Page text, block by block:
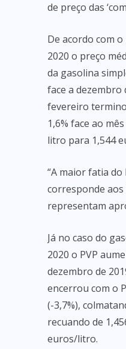
de preço das
De acordo com
2020 o preço
da gasolina
face a dezembro
fevereiro
1,6% face ao
litro para 1,544
“A maior fatia
corresponde
representam
Já no caso do
2020 o PVP
dezembro de
encerrou com o
(-3,7%),
recuando de
euros/litro.